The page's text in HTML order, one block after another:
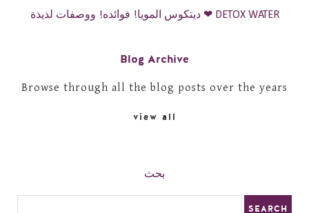
ديتكوس المويا! فوائده! ووصفات لذيذة ❤ DETOX WATER
Blog Archive
Browse through all the blog posts over the years
view all
بحث